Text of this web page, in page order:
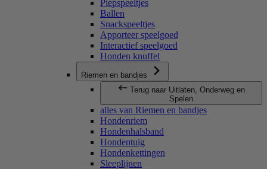
Piepspeeltjes
Ballen
Snackspeeltjes
Apporteer speelgoed
Interactief speelgoed
Honden knuffel
Riemen en bandjes
Terug naar Uitlaten, Onderweg en
Spelen
alles van Riemen en bandjes
Hondenriem
Hondenhalsband
Hondentuig
Hondenkettingen
Sleeplijnen